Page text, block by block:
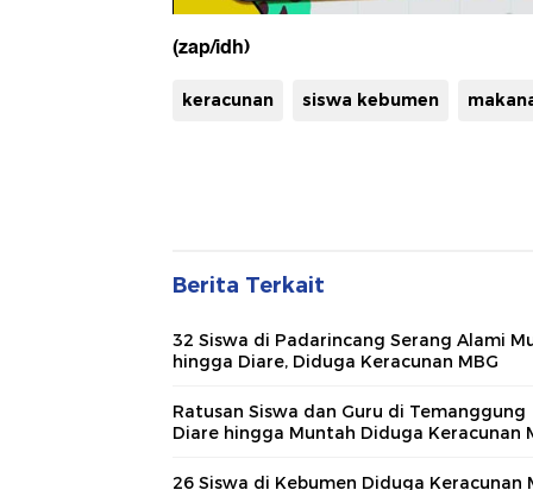
(zap/idh)
keracunan siswa kebumen
Berita Terkait
32 Siswa di Padarincang Serang Alami
hingga Diare, Diduga Keracunan MBG
Ratusan Siswa dan Guru di Temanggung
Diare hingga Muntah Diduga Keracunan
26 Siswa di Kebumen Diduga Keracunan